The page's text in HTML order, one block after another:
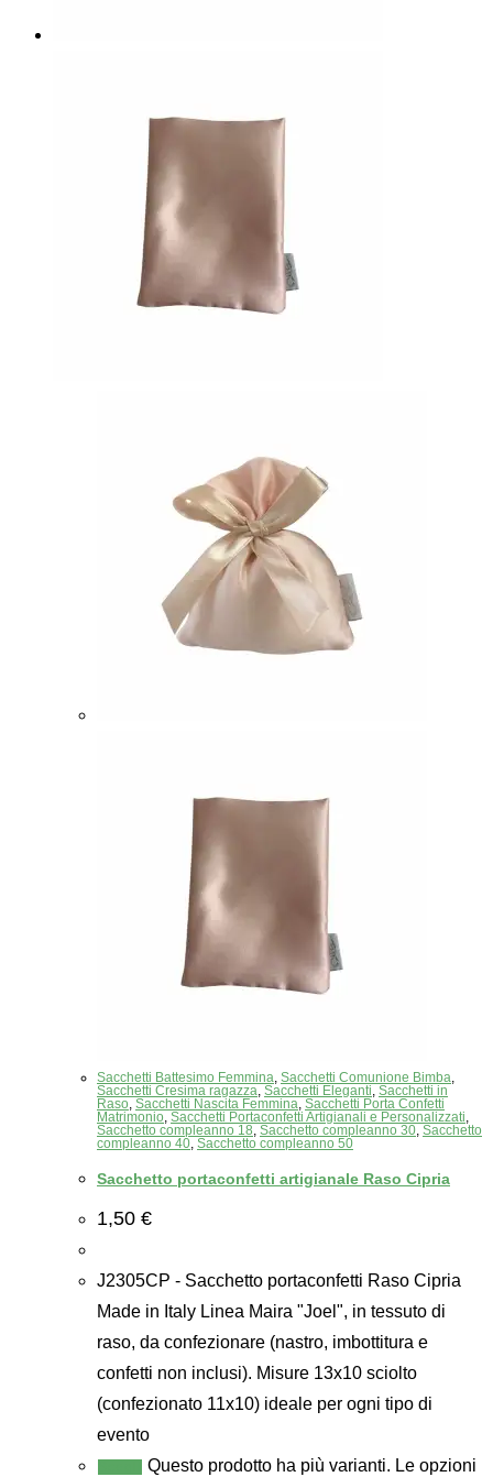
Sacchetti Battesimo Femmina, Sacchetti Comunione Bimba,
Sacchetti Cresima ragazza, Sacchetti Eleganti, Sacchetti in
Raso, Sacchetti Nascita Femmina, Sacchetti Porta Confetti
Matrimonio, Sacchetti Portaconfetti Artigianali e Personalizzati,
Sacchetto compleanno 18, Sacchetto compleanno 30, Sacchetto
compleanno 40, Sacchetto compleanno 50
Sacchetto portaconfetti artigianale Raso Cipria
1,50 €
J2305CP - Sacchetto portaconfetti Raso Cipria
Made in Italy Linea Maira "Joel", in tessuto di
raso, da confezionare (nastro, imbottitura e
confetti non inclusi). Misure 13x10 sciolto
(confezionato 11x10) ideale per ogni tipo di
evento
Questo prodotto ha più varianti. Le opzioni